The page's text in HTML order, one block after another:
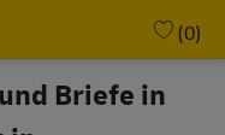
(0)
Briefe in